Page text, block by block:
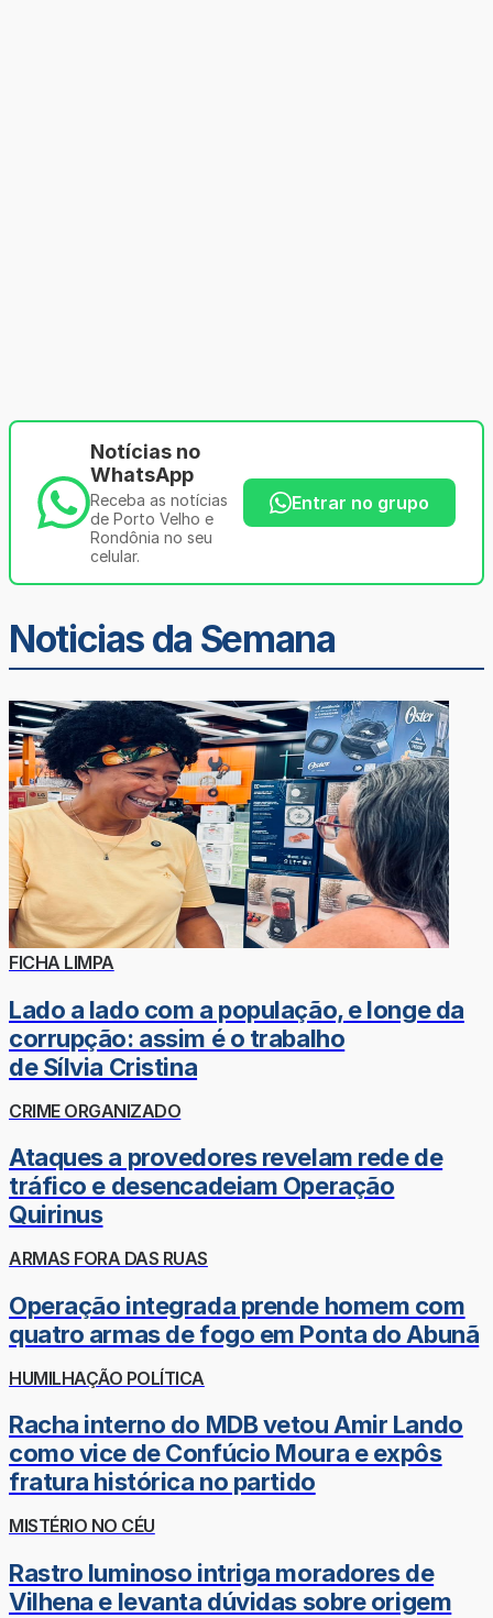
Notícias no
WhatsApp
Receba as notícias
de Porto Velho e
Rondônia no seu
celular.
Entrar no grupo
Noticias da Semana
FICHA LIMPA
Lado a lado com a população, e longe da
corrupção: assim é o trabalho
de Sílvia Cristina
CRIME ORGANIZADO
Ataques a provedores revelam rede de
tráfico e desencadeiam Operação
Quirinus
ARMAS FORA DAS RUAS
Operação integrada prende homem com
quatro armas de fogo em Ponta do Abunã
HUMILHAÇÃO POLÍTICA
Racha interno do MDB vetou Amir Lando
como vice de Confúcio Moura e expôs
fratura histórica no partido
MISTÉRIO NO CÉU
Rastro luminoso intriga moradores de
Vilhena e levanta dúvidas sobre origem